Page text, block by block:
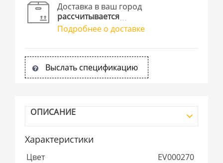
Доставка в ваш город
рассчитывается
Подробнее о доставке
Выслать спецификацию
ОПИСАНИЕ
Характеристики
Цвет
EV000270